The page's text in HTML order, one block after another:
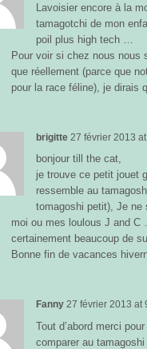
Lavoisier encore à la
tamagotchi de mon
poil plus high tech …
Pour voir si chez nous nous
que réellement (parce que
pour la race féline), je
brigitte 27 février 2013
bonjour till the cat,
je trouve ce petit jouet
ressemble au
tomagoshi petit), Je ne
moi ou mes loulous J and
certainement beaucoup de
Bonne fin de vacances
Fanny 27 février 2013 at
Tout d’abord merci
comparer au